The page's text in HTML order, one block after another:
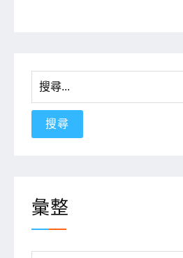
搜
尋
關
彙整